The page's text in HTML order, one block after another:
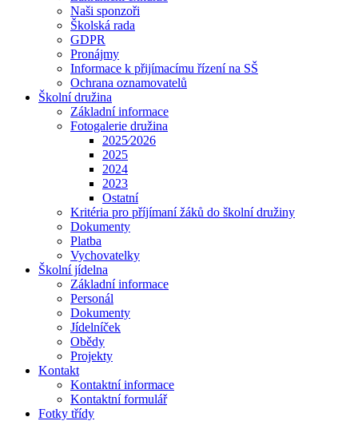
Naši sponzoři
Školská rada
GDPR
Pronájmy
Informace k přijímacímu řízení na SŠ
Ochrana oznamovatelů
Školní družina
Základní informace
Fotogalerie družina
2025⁄2026
2025
2024
2023
Ostatní
Kritéria pro příjímaní žáků do školní družiny
Dokumenty
Platba
Vychovatelky
Školní jídelna
Základní informace
Personál
Dokumenty
Jídelníček
Obědy
Projekty
Kontakt
Kontaktní informace
Kontaktní formulář
Fotky třídy